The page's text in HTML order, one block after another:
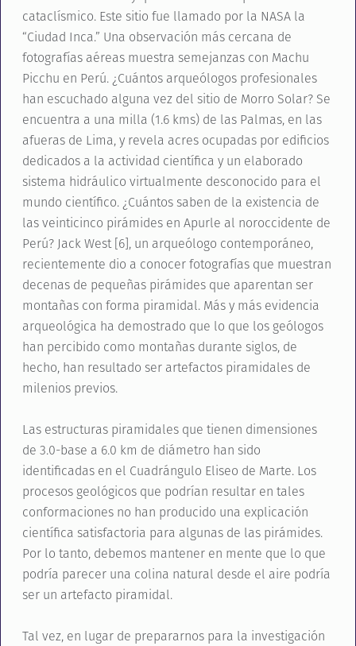
cataclísmico. Este sitio fue llamado por la NASA la
“Ciudad Inca.” Una observación más cercana de
fotografías aéreas muestra semejanzas con Machu
Picchu en Perú. ¿Cuántos arqueólogos profesionales
han escuchado alguna vez del sitio de Morro Solar? Se
encuentra a una milla (1.6 kms) de las Palmas, en las
afueras de Lima, y revela acres ocupadas por edificios
dedicados a la actividad científica y un elaborado
sistema hidráulico virtualmente desconocido para el
mundo científico. ¿Cuántos saben de la existencia de
las veinticinco pirámides en Apurle al noroccidente de
Perú? Jack West [6], un arqueólogo contemporáneo,
recientemente dio a conocer fotografías que muestran
decenas de pequeñas pirámides que aparentan ser
montañas con forma piramidal. Más y más evidencia
arqueológica ha demostrado que lo que los geólogos
han percibido como montañas durante siglos, de
hecho, han resultado ser artefactos piramidales de
milenios previos.
Las estructuras piramidales que tienen dimensiones
de 3.0-base a 6.0 km de diámetro han sido
identificadas en el Cuadrángulo Eliseo de Marte. Los
procesos geológicos que podrían resultar en tales
conformaciones no han producido una explicación
científica satisfactoria para algunas de las pirámides.
Por lo tanto, debemos mantener en mente que lo que
podría parecer una colina natural desde el aire podría
ser un artefacto piramidal.
Tal vez, en lugar de prepararnos para la investigación